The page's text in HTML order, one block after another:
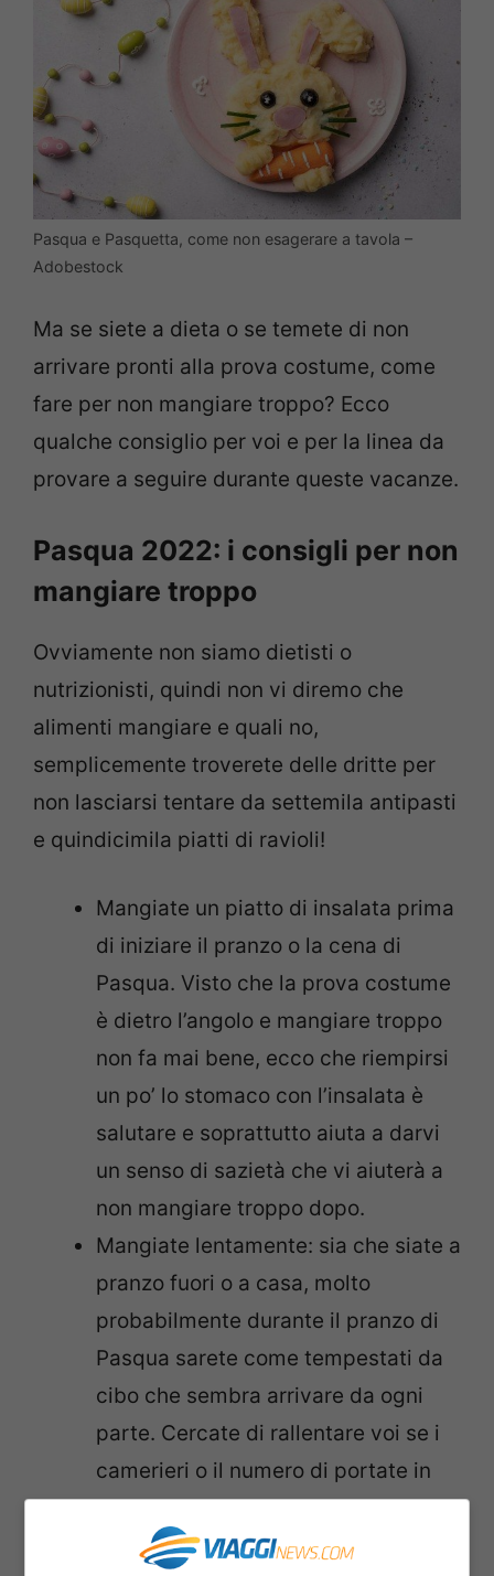
Pasqua e Pasquetta, come non esagerare a tavola –
Adobestock
Ma se siete a dieta o se temete di non
arrivare pronti alla prova costume, come
fare per non mangiare troppo? Ecco
qualche consiglio per voi e per la linea da
provare a seguire durante queste vacanze.
Pasqua 2022: i consigli per non
mangiare troppo
Ovviamente non siamo dietisti o
nutrizionisti, quindi non vi diremo che
alimenti mangiare e quali no,
semplicemente troverete delle dritte per
non lasciarsi tentare da settemila antipasti
e quindicimila piatti di ravioli!
Mangiate un piatto di insalata prima
di iniziare il pranzo o la cena di
Pasqua. Visto che la prova costume
è dietro l’angolo e mangiare troppo
non fa mai bene, ecco che riempirsi
un po’ lo stomaco con l’insalata è
salutare e soprattutto aiuta a darvi
un senso di sazietà che vi aiuterà a
non mangiare troppo dopo.
Mangiate lentamente: sia che siate a
pranzo fuori o a casa, molto
probabilmente durante il pranzo di
Pasqua sarete come tempestati da
cibo che sembra arrivare da ogni
parte. Cercate di rallentare voi se i
camerieri o il numero di portate in
arrivo dalla nonna non accenna a
rallentare. Concentratevi sulla